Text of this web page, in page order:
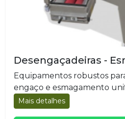
Desengaçadeiras -
Equipamentos robustos
engaço e esmagamento
Mais detalhes